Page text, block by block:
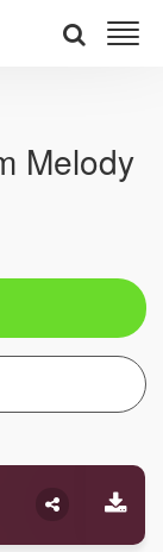
Melody